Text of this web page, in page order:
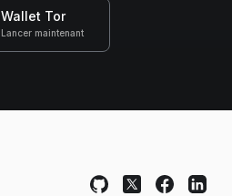
Wallet Tor
Lancer maintenant